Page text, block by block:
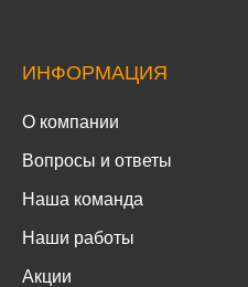
ИНФОРМАЦИЯ
О компании
Вопросы и ответы
Наша команда
Наши работы
Акции